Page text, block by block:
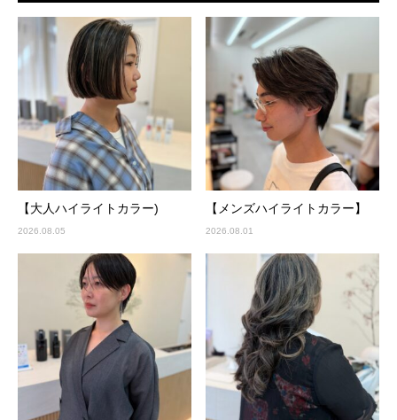
【大人ハイライトカラー)
2026.08.05
【メンズハイライトカラー】
2026.08.01